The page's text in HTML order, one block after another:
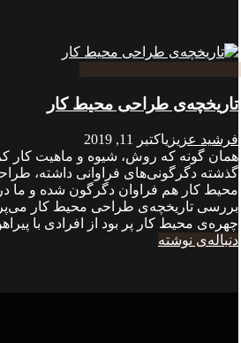
تاریخچه‌ی طراحی محیط کار
فرشید عزیزیاکتبر 11, 2019
گذشته دگرگونی‌های فراوانی داشته،
محیط کار هم فراوان دگرگون شده و ما در
بررسی تاریخچه‌ی طراحی محیط کار
چهره‌ی محیط کار پر بود از افرادی با
دنباله‌ی نوشته